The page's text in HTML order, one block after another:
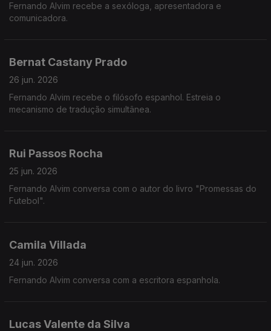
Fernando Alvim recebe a sexóloga, apresentadora e
comunicadora.
Bernat Castany Prado
26 jun. 2026
Fernando Alvim recebe o filósofo espanhol. Estreia o
mecanismo de tradução simultânea.
Rui Passos Rocha
25 jun. 2026
Fernando Alvim conversa com o autor do livro "Promessas do
Futebol".
Camila Villada
24 jun. 2026
Fernando Alvim conversa com a escritora espanhola.
Lucas Valente da Silva